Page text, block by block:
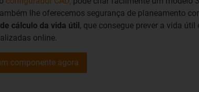
lhe oferecemos segurança de planeamento
cálculo da vida útil, que consegue prever a vida útil
online.
componente agora